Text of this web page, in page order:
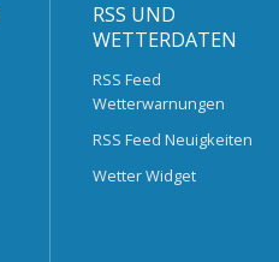
RSS UND
WETTERDATEN
RSS Feed
Wetterwarnungen
RSS Feed Neuigkeiten
Wetter Widget